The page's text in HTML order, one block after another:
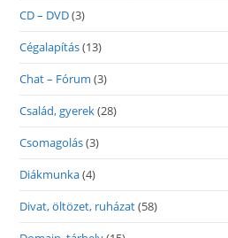
CD – DVD(3)
Cégalapítás(13)
Chat – Fórum (3)
Család, gyerek(28)
Csomagolás(3)
Diákmunka(4)
Divat, öltözet, ruházat(58)